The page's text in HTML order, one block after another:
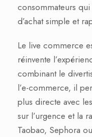
consommateurs
d’achat simple et
Le live commerce
réinvente
combinant le
l’e-commerce, il
plus directe avec
sur l’urgence et la
Taobao, Sephora